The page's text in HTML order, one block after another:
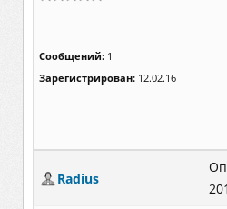
Сообщений: 1
Зарегистрирован: 12.02.16
Radius